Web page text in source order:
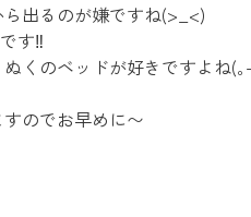
出るのが嫌ですね(>_<)
す‼︎
くのベッドが好きですよね(
のでお早めに〜